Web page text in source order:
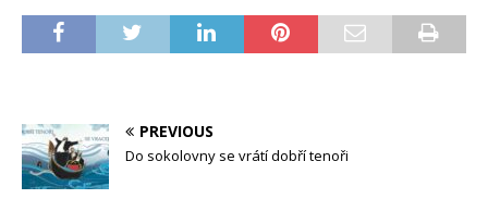
PREVIOUS
Do sokolovny se vrátí dobří tenoři